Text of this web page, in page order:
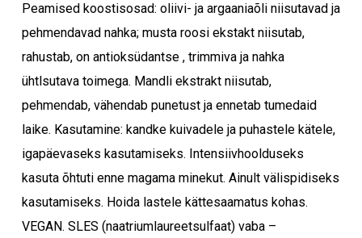
Peamised koostisosad: oliivi- ja argaaniaõli niisutavad ja
pehmendavad nahka; musta roosi ekstakt niisutab,
rahustab, on antioksüdantse , trimmiva ja nahka
ühtlsutava toimega. Mandli ekstrakt niisutab,
pehmendab, vähendab punetust ja ennetab tumedaid
laike. Kasutamine: kandke kuivadele ja puhastele kätele,
igapäevaseks kasutamiseks. Intensiivhoolduseks
kasuta õhtuti enne magama minekut. Ainult välispidiseks
kasutamiseks. Hoida lastele kättesaamatus kohas.
VEGAN. SLES (naatriumlaureetsulfaat) vaba –